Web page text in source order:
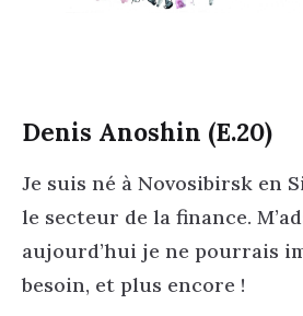
Denis Anoshin (E.20)
Je suis né à Novosibirsk en
le secteur de la finance.
aujourd’hui je ne pourrais
besoin, et plus encore !